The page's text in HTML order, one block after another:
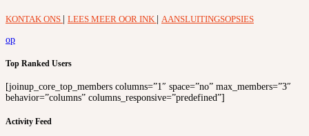
KONTAK ONS LEES MEER OOR INK
AANSLUITINGSOPSIES
op
Top Ranked Users
[joinup_core_top_members columns=”1″ space=”no” max_members=”3″
behavior=”columns” columns_responsive=”predefined”]
Activity Feed